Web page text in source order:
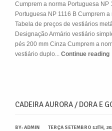
Cumprem a norma Portuguesa NP
Portuguesa NP 1116 B Cumprem
Tabela de preços de vestiários
Designação Armário vestiário
pés 200 mm Cinza Cumprem a
vestiário duplo... Continue reading
CADEIRA AURORA / DORA E
BY:ADMIN TERÇA SETEMBRO 12TH,